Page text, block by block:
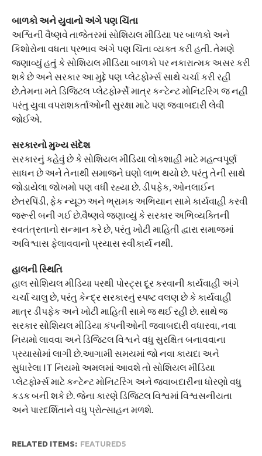
બાળકો અને યુવાનો અંગે પણ ચિંતા
અશ્વિની વૈષ્ણવે તાજેતરમાં સોશિયલ મીડિયા પર બાળકો અને
કિશોરોના વધતા પ્રભાવ અંગે પણ ચિંતા વ્યક્ત કરી હતી. તેમણે
જણાવ્યું હતું કે સોશિયલ મીડિયા બાળકો પર નકારાત્મક અસર કરી
શકે છે અને સરકાર આ મુદ્દે પણ પ્લેટફોર્મ્સ સાથે ચર્ચા કરી રહી
છે.તેમના મતે ડિજિટલ પ્લેટફોર્મ્સે માત્ર કન્ટેન્ટ મોનિટરિંગ જ નહીં
પરંતુ યુવા વપરાશકર્તાઓની સુરક્ષા માટે પણ જવાબદારી લેવી
જોઈએ.
સરકારનો મુખ્ય સંદેશ
સરકારનું કહેવું છે કે સોશિયલ મીડિયા લોકશાહી માટે મહત્વપૂર્ણ
સાધન છે અને તેનાથી સમાજને ઘણો લાભ થયો છે. પરંતુ તેની સાથે
જોડાયેલા જોખમો પણ વધી રહ્યા છે. ડીપફેક, ઓનલાઈન
છેતરપિંડી, ફેક ન્યૂઝ અને ભ્રામક અભિયાન સામે કાર્યવાહી કરવી
જરૂરી બની ગઈ છે.વૈષ્ણવે જણાવ્યું કે સરકાર અભિવ્યક્તિની
સ્વતંત્રતાનો સન્માન કરે છે, પરંતુ ખોટી માહિતી દ્વારા સમાજમાં
અવિશ્વાસ ફેલાવવાનો પ્રયાસ સ્વીકાર્ય નથી.
હાલની સ્થિતિ
હાલ સોશિયલ મીડિયા પરથી પોસ્ટ્સ દૂર કરવાની કાર્યવાહી અંગે
ચર્ચા ચાલુ છે, પરંતુ કેન્દ્ર સરકારનું સ્પષ્ટ વલણ છે કે કાર્યવાહી
માત્ર ડીપફેક અને ખોટી માહિતી સામે જ થઈ રહી છે. સાથે જ
સરકાર સોશિયલ મીડિયા કંપનીઓની જવાબદારી વધારવા, નવા
નિયમો લાવવા અને ડિજિટલ વિશ્વને વધુ સુરક્ષિત બનાવવાના
પ્રયાસોમાં લાગી છે.આગામી સમયમાં જો નવા કાયદા અને
સુધારેલા IT નિયમો અમલમાં આવશે તો સોશિયલ મીડિયા
પ્લેટફોર્મ્સ માટે કન્ટેન્ટ મોનિટરિંગ અને જવાબદારીના ધોરણો વધુ
કડક બની શકે છે. જેના કારણે ડિજિટલ વિશ્વમાં વિશ્વસનીયતા
અને પારદર્શિતાને વધુ પ્રોત્સાહન મળશે.
RELATED ITEMS: FEATURED5